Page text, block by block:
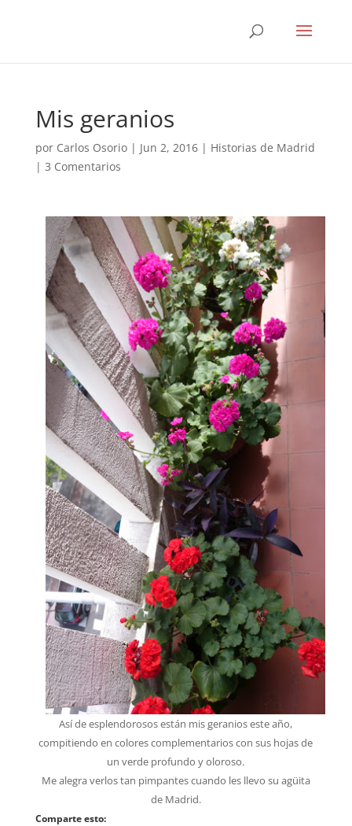
Mis geranios
por Carlos Osorio| Jun 2, 2016| Historias de Madrid
| 3 Comentarios
Así de esplendorosos están mis geranios este año,
compitiendo en colores complementarios con sus hojas de
un verde profundo y oloroso.
Me alegra verlos tan pimpantes cuando les llevo su agüita
de Madrid.
Comparte esto: